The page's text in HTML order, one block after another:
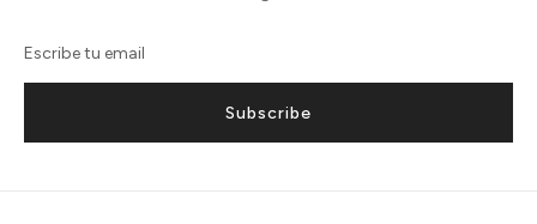
Subscribe